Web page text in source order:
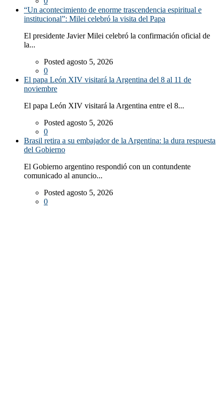
“Un acontecimiento de enorme trascendencia espiritual e
institucional”: Milei celebró la visita del Papa
El presidente Javier Milei celebró la confirmación oficial de
la...
Posted agosto 5, 2026
0
El papa León XIV visitará la Argentina del 8 al 11 de
noviembre
El papa León XIV visitará la Argentina entre el 8...
Posted agosto 5, 2026
0
Brasil retira a su embajador de la Argentina: la dura respuesta
del Gobierno
El Gobierno argentino respondió con un contundente
comunicado al anuncio...
Posted agosto 5, 2026
0